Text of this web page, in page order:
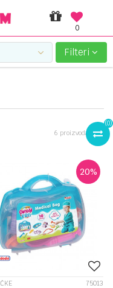
0
KARTICAMA!
(0)
Filteri
6 proizvoda
20%
75013